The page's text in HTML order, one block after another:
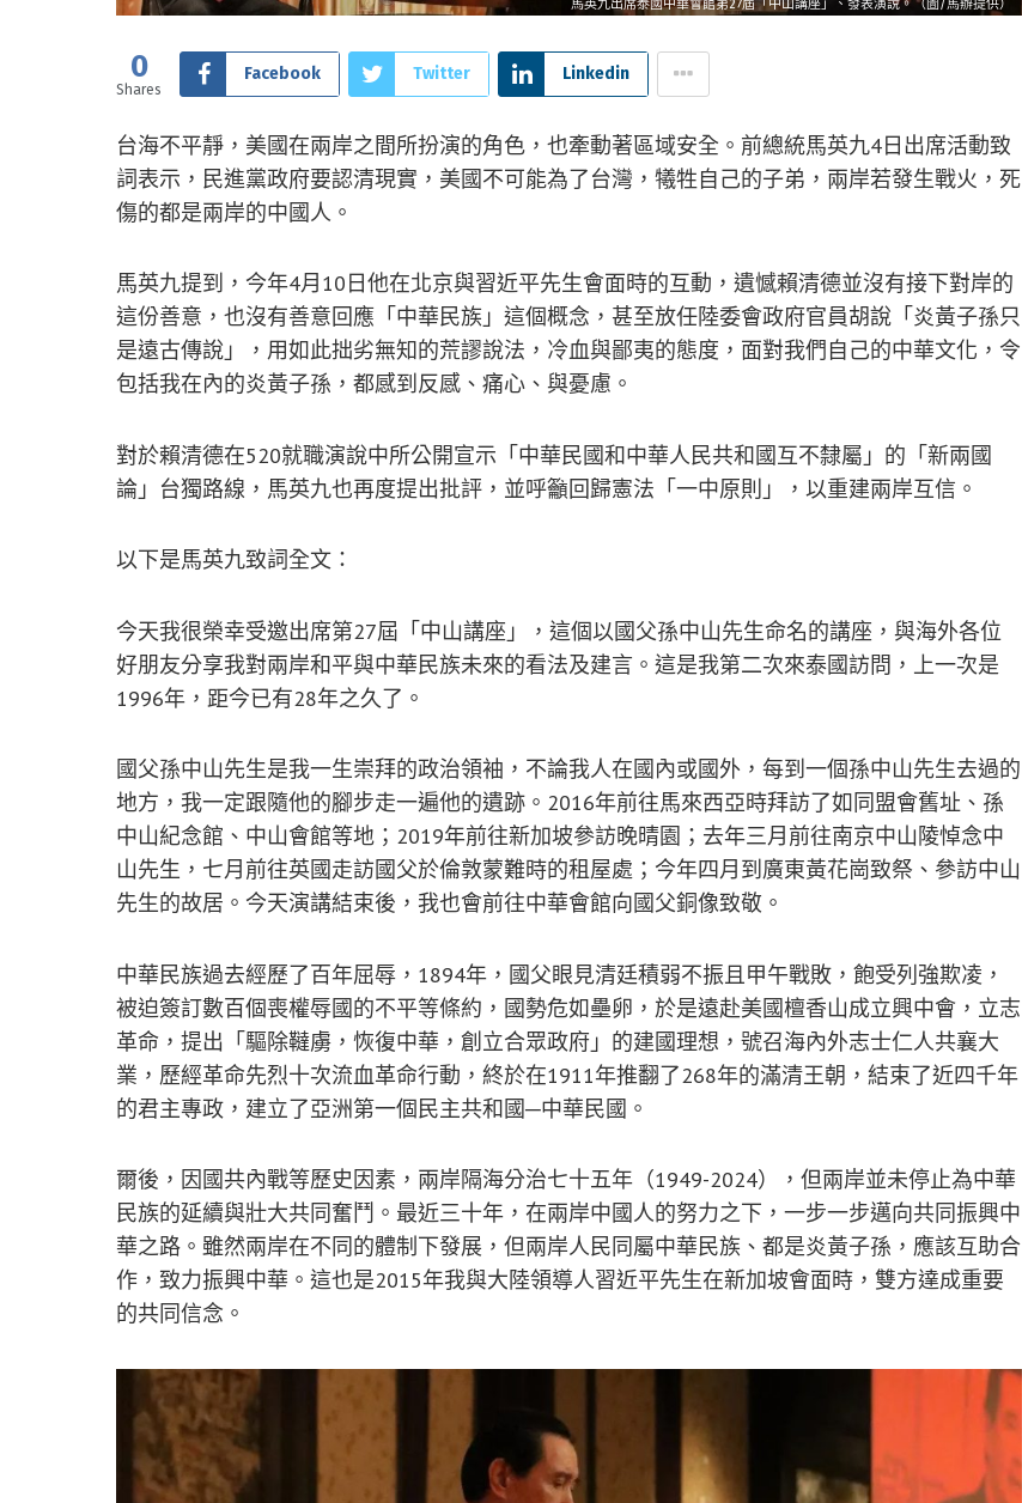
馬英九出席泰國中華會館第27屆「中山講座」、發表演說。（圖/馬辦提供）
0
Shares
Facebook Twitter Linkedin
台海不平靜，美國在兩岸之間所扮演的角色，也牽動著區域安全。前總統馬英九4日出席活動致
詞表示，民進黨政府要認清現實，美國不可能為了台灣，犧牲自己的子弟，兩岸若發生戰火，死
傷的都是兩岸的中國人。
馬英九提到，今年4月10日他在北京與習近平先生會面時的互動，遺憾賴清德並沒有接下對岸的
這份善意，也沒有善意回應「中華民族」這個概念，甚至放任陸委會政府官員胡說「炎黃子孫只
是遠古傳說」，用如此拙劣無知的荒謬說法，冷血與鄙夷的態度，面對我們自己的中華文化，令
包括我在內的炎黃子孫，都感到反感、痛心、與憂慮。
對於賴清德在520就職演說中所公開宣示「中華民國和中華人民共和國互不隸屬」的「新兩國
論」台獨路線，馬英九也再度提出批評，並呼籲回歸憲法「一中原則」，以重建兩岸互信。
以下是馬英九致詞全文：
今天我很榮幸受邀出席第27屆「中山講座」，這個以國父孫中山先生命名的講座，與海外各位
好朋友分享我對兩岸和平與中華民族未來的看法及建言。這是我第二次來泰國訪問，上一次是
1996年，距今已有28年之久了。
國父孫中山先生是我一生崇拜的政治領袖，不論我人在國內或國外，每到一個孫中山先生去過的
地方，我一定跟隨他的腳步走一遍他的遺跡。2016年前往馬來西亞時拜訪了如同盟會舊址、孫
中山紀念館、中山會館等地；2019年前往新加坡參訪晚晴園；去年三月前往南京中山陵悼念中
山先生，七月前往英國走訪國父於倫敦蒙難時的租屋處；今年四月到廣東黃花崗致祭、參訪中山
先生的故居。今天演講結束後，我也會前往中華會館向國父銅像致敬。
中華民族過去經歷了百年屈辱，1894年，國父眼見清廷積弱不振且甲午戰敗，飽受列強欺凌，
被迫簽訂數百個喪權辱國的不平等條約，國勢危如壘卵，於是遠赴美國檀香山成立興中會，立志
革命，提出「驅除韃虜，恢復中華，創立合眾政府」的建國理想，號召海內外志士仁人共襄大
業，歷經革命先烈十次流血革命行動，終於在1911年推翻了268年的滿清王朝，結束了近四千年
的君主專政，建立了亞洲第一個民主共和國─中華民國。
爾後，因國共內戰等歷史因素，兩岸隔海分治七十五年（1949-2024），但兩岸並未停止為中華
民族的延續與壯大共同奮鬥。最近三十年，在兩岸中國人的努力之下，一步一步邁向共同振興中
華之路。雖然兩岸在不同的體制下發展，但兩岸人民同屬中華民族、都是炎黃子孫，應該互助合
作，致力振興中華。這也是2015年我與大陸領導人習近平先生在新加坡會面時，雙方達成重要
的共同信念。